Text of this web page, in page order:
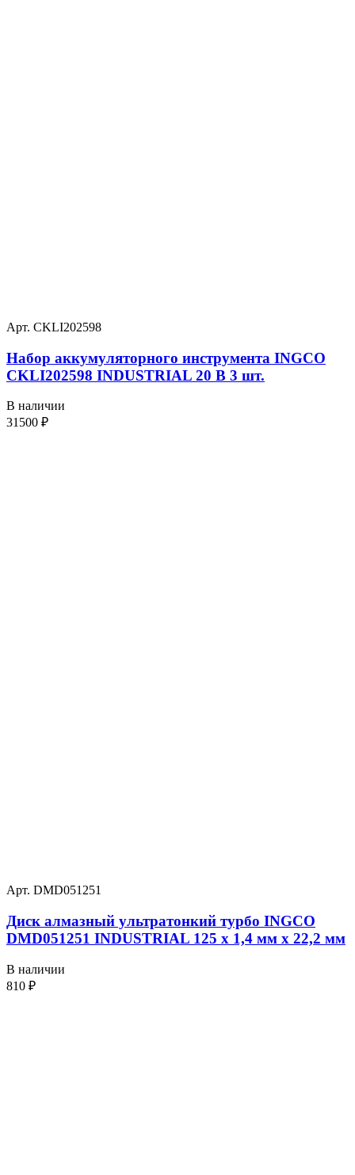
Арт. CKLI202598
Набор аккумуляторного инструмента INGCO
CKLI202598 INDUSTRIAL 20 В 3 шт.
В наличии
31500 ₽
Арт. DMD051251
Диск алмазный ультратонкий турбо INGCO
DMD051251 INDUSTRIAL 125 х 1,4 мм x 22,2 мм
В наличии
810 ₽